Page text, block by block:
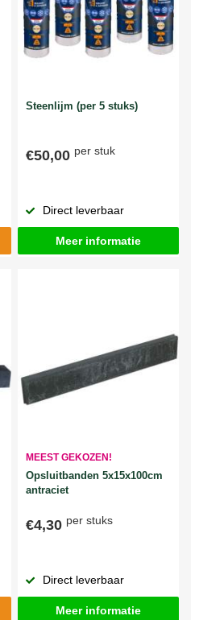
Steenlijm (per 5 stuks)
€50,00 per stuk
Direct leverbaar
Meer informatie
MEEST GEKOZEN!
Opsluitbanden 5x15x100cm
antraciet
€4,30 per stuks
Direct leverbaar
Meer informatie